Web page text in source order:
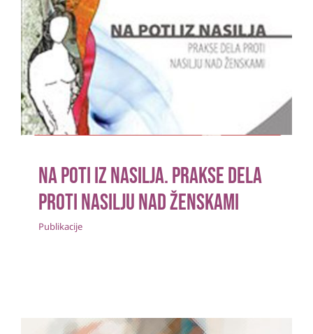
Na poti iz nasilja. Prakse dela proti
nasilju nad ženskami
Publikacije
Na poti iz nasilja. Prakse dela
proti nasilju nad ženskami
Publikacije